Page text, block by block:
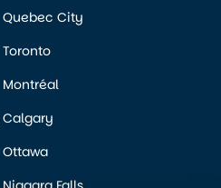
Quebec City
Toronto
Montréal
Calgary
Ottawa